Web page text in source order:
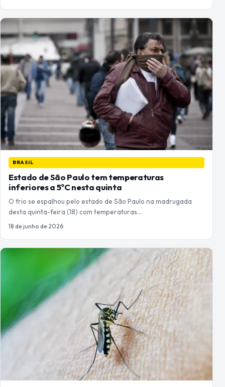
BRASIL
Estado de São Paulo tem temperaturas
inferiores a 5ºC nesta quinta
O frio se espalhou pelo estado de São Paulo na madrugada
desta quinta-feira (18) com temperaturas…
18 de junho de 2026